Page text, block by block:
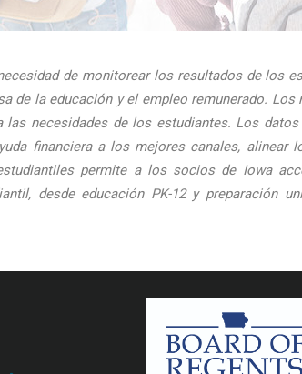
de monitorear los resultados de
de la educación y el empleo remunerado.
las necesidades de los estudiantes. Los
financiera a los mejores canales,
permite a los socios de Iowa
desde educación PK-12 y preparación